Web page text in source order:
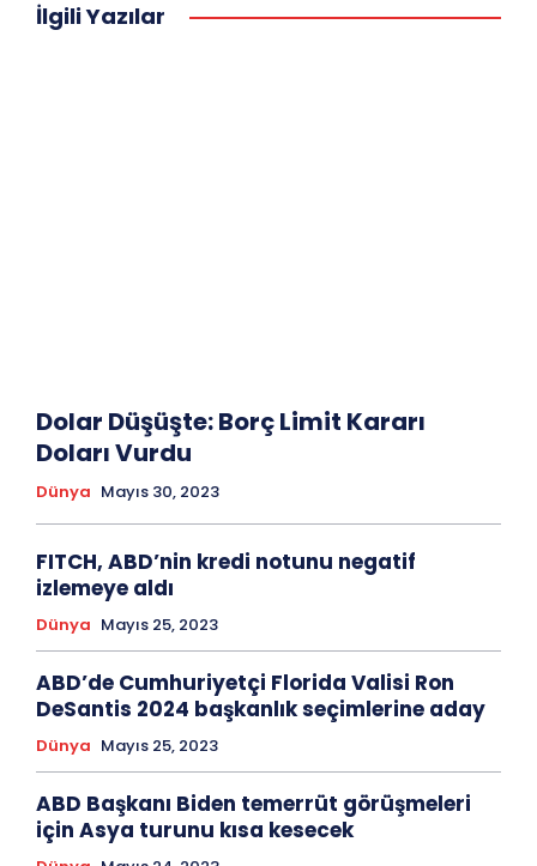
İlgili Yazılar
Dolar Düşüşte: Borç Limit Kararı
Doları Vurdu
Dünya Mayıs 30, 2023
FITCH, ABD’nin kredi notunu negatif
izlemeye aldı
Dünya Mayıs 25, 2023
ABD’de Cumhuriyetçi Florida Valisi Ron
DeSantis 2024 başkanlık seçimlerine aday
Dünya Mayıs 25, 2023
ABD Başkanı Biden temerrüt görüşmeleri
için Asya turunu kısa kesecek